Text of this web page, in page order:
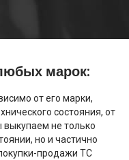
марок:
от его марки,
состояния, от
не только
но и частично
продажи ТС